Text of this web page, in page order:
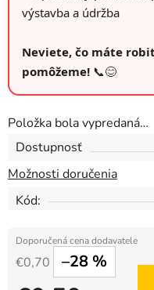
výstavba a údržba
Neviete, čo máte
pomôžeme! 📞😊
Položka bola vypredaná…
Dostupnosť
Možnosti doručenia
Kód:
€0,70 –28 %